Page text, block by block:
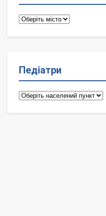
Терапевти
Педіатри
Педіатри